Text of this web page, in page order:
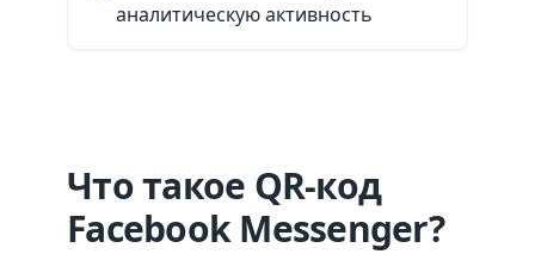
аналитическую активность
Что такое QR-код
Facebook Messenger?